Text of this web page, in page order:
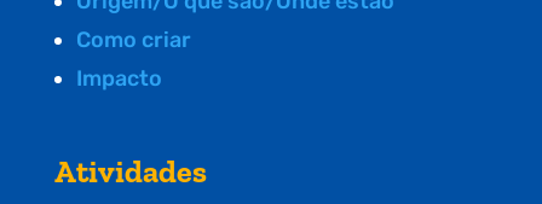
Como criar
Impacto
Atividades